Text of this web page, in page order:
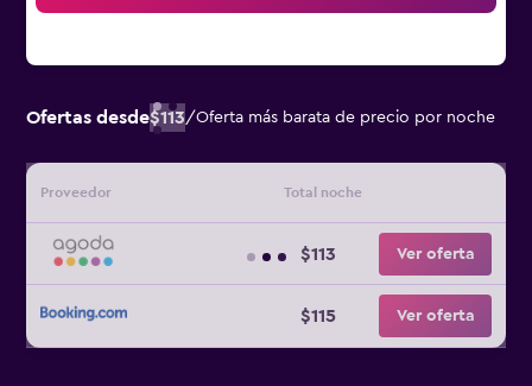
Ofertas desde$113/Oferta más barata de precio por noche
Proveedor Total noche
$113 Ver oferta
$115 Ver oferta